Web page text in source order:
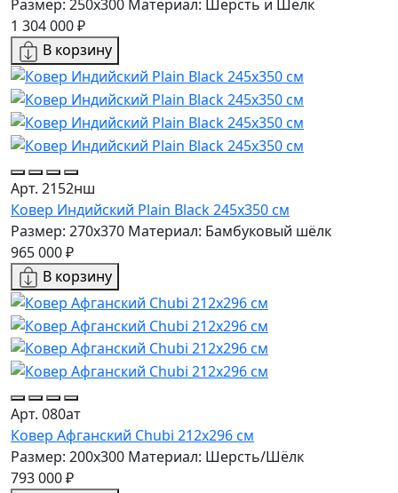
Размер: 250x300 Материал: Шерсть и Шелк
1 304 000 ₽
В корзину
Арт. 2152нш
Ковер Индийский Plain Black 245x350 см
Размер: 270x370 Материал: Бамбуковый шёлк
965 000 ₽
В корзину
Арт. 080ат
Ковер Афганский Chubi 212x296 см
Размер: 200x300 Материал: Шерсть/Шёлк
793 000 ₽